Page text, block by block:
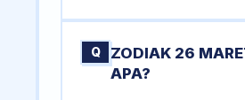
Q
ZODIAK 26
APA?